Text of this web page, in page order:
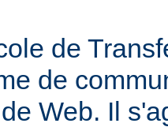
de
de
Web. Il